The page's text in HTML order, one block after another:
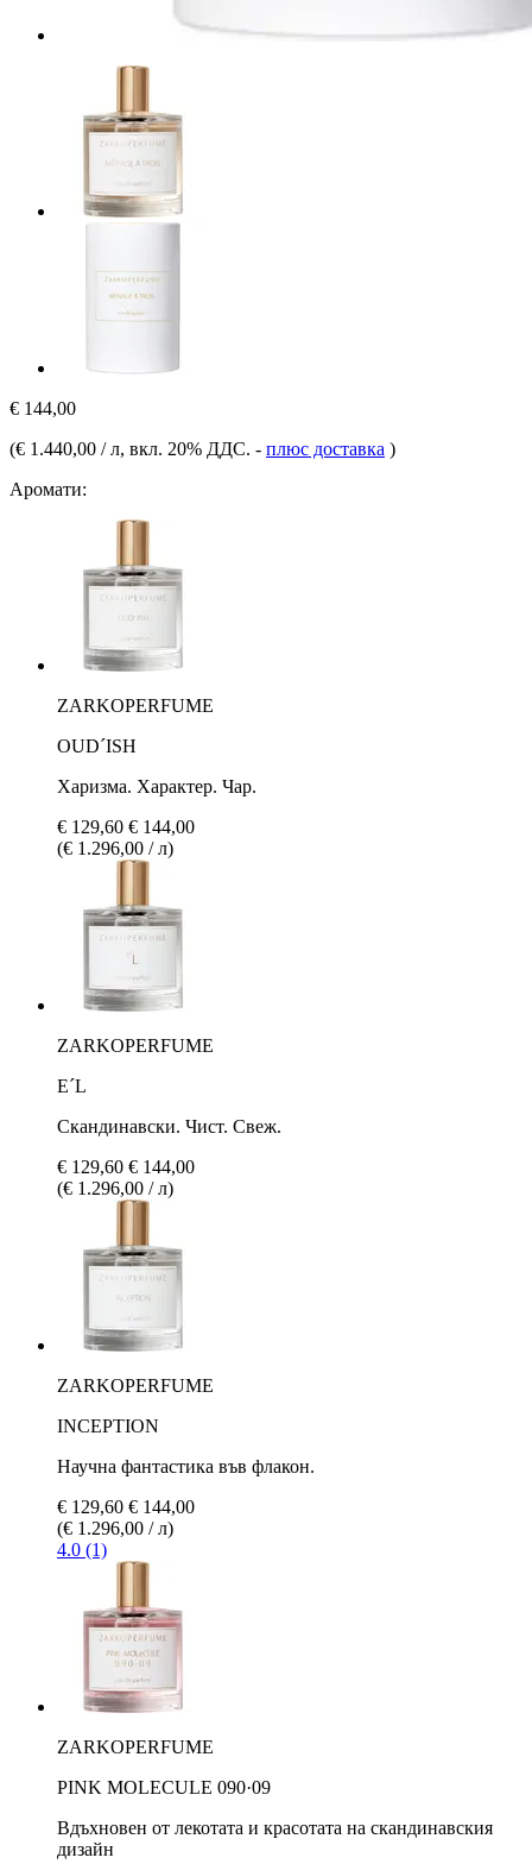
€ 144,00
(€ 1.440,00 / л, вкл. 20% ДДС. - плюс доставка )
Аромати:
ZARKOPERFUME
OUD´ISH
Харизма. Характер. Чар.
€ 129,60 € 144,00
(€ 1.296,00 / л)
ZARKOPERFUME
E´L
Скандинавски. Чист. Свеж.
€ 129,60 € 144,00
(€ 1.296,00 / л)
ZARKOPERFUME
INCEPTION
Научна фантастика във флакон.
€ 129,60 € 144,00
(€ 1.296,00 / л)
4.0 (1)
ZARKOPERFUME
PINK MOLECULE 090·09
Вдъхновен от лекотата и красотата на скандинавския
дизайн